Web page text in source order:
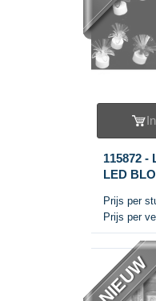
115872 -
LED
Prijs per
Prijs per
NIEUW